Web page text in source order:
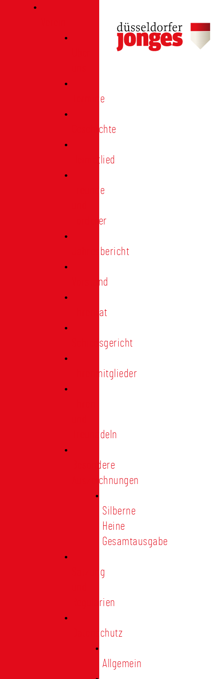
Termine
Geschichte
Heimatlied
Freunde
Förderer
Jahresbericht
Vorstand
Ehrenrat
Schiedsgericht
Ehrenmitglieder
Treunadeln
Besondere
Auszeichnungen
Silberne
Heine
Gesamtausgabe
Satzung
Regularien
Datenschutz
Allgemein